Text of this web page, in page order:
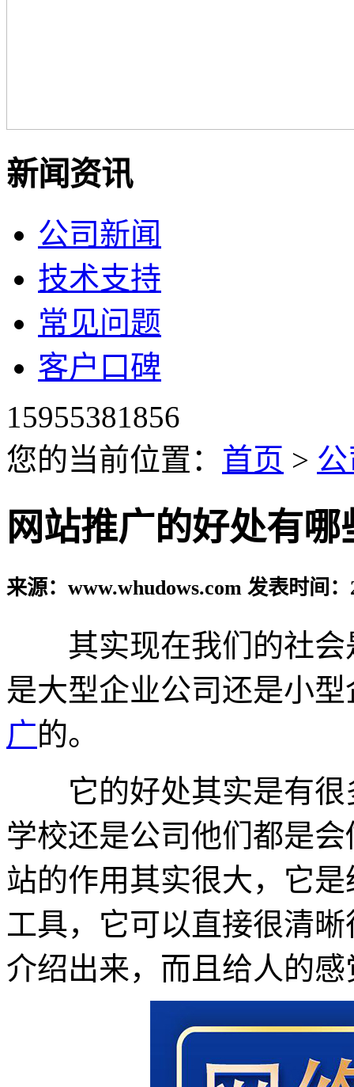
新闻资讯
公司新闻
技术支持
常见问题
客户口碑
15955381856
您的当前位置： 首页 >
网站推广的好处有哪
来源：www.whudows.com 发表时间：
其实现在我们的社会
是大型企业公司还是小
广的。
它的好处其实是有很
学校还是公司他们都是
站的作用其实很大，它
工具，它可以直接很清
介绍出来，而且给人的